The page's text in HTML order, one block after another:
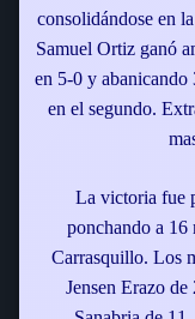
consolidándose en
Samuel Ortiz ganó
en 5-0 y
en el segundo.
La victoria fue
ponchando a
Carrasquillo. Los
Jensen Erazo